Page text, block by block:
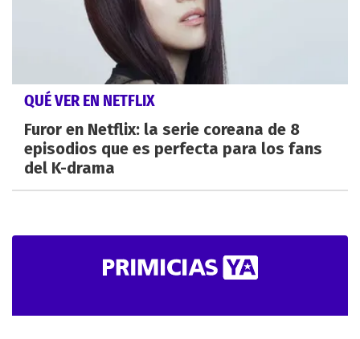
QUÉ VER EN NETFLIX
Furor en Netflix: la serie coreana de 8
episodios que es perfecta para los fans
del K-drama